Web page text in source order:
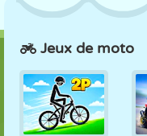
CHÂTEAU ÉCHECS
Jeux de moto